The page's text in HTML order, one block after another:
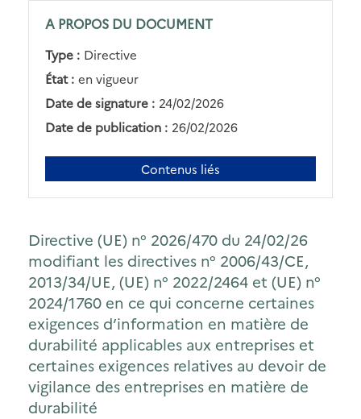
A PROPOS DU DOCUMENT
Type : Directive
État : en vigueur
Date de signature : 24/02/2026
Date de publication : 26/02/2026
Contenus liés
Directive (UE) n° 2026/470 du 24/02/26
modifiant les directives n° 2006/43/CE,
2013/34/UE, (UE) n° 2022/2464 et (UE) n°
2024/1760 en ce qui concerne certaines
exigences d’information en matière de
durabilité applicables aux entreprises et
certaines exigences relatives au devoir de
vigilance des entreprises en matière de
durabilité